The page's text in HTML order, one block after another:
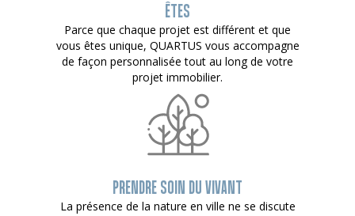
ÊTES
Parce que chaque projet est différent et que
vous êtes unique, QUARTUS vous accompagne
de façon personnalisée tout au long de votre
projet immobilier.
PRENDRE SOIN DU VIVANT
La présence de la nature en ville ne se discute